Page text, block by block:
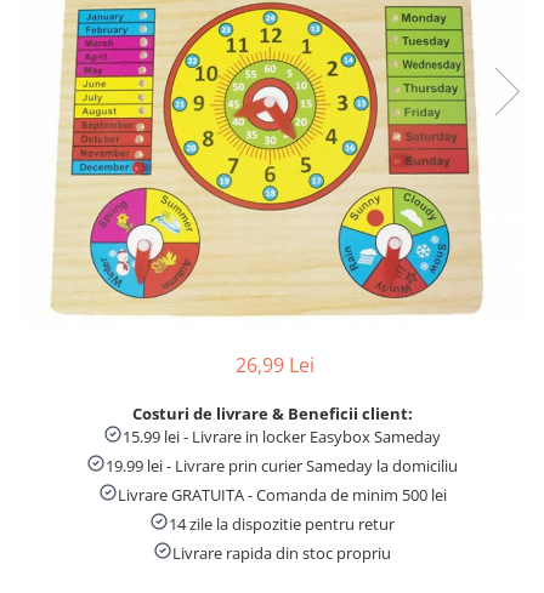
Tablite educative
26,99 Lei
Costuri de livrare & Beneficii client:
15.99 lei - Livrare in locker Easybox Sameday
19.99 lei - Livrare prin curier Sameday la domiciliu
Livrare GRATUITA - Comanda de minim 500 lei
14 zile la dispozitie pentru retur
Livrare rapida din stoc propriu